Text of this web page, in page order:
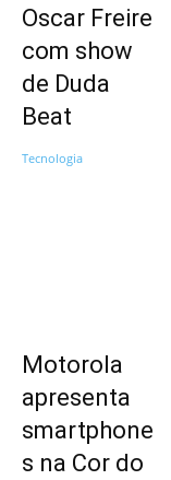
Oscar Freire
com show
de Duda
Beat
Tecnologia
Motorola
apresenta
smartphone
s na Cor do